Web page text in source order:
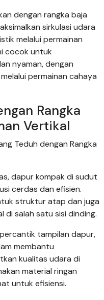
dengan rangka baja
sirkulasi udara
melalui permainan
cocok untuk
nyaman, dengan
permainan cahaya
Rangka
Vertikal
Teduh dengan Rangka
dapur kompak di sudut
cerdas dan efisien.
struktur atap dan juga
di salah satu sisi dinding.
tampilan dapur,
membantu
kualitas udara di
material ringan
untuk efisiensi.